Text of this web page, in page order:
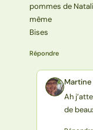
pommes de
même
Bises
Répondre
MP Martine
Ah
de